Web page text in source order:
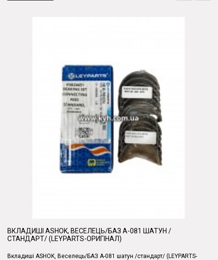
ВКЛАДИШІ ASHOK, ВЕСЕЛЕЦЬ/БАЗ А-081 ШАТУН /
СТАНДАРТ/ (LEYPARTS-ОРИГІНАЛ)
Вкладиші ASHOK, Веселець/БАЗ А-081 шатун /стандарт/ (LEYPARTS-